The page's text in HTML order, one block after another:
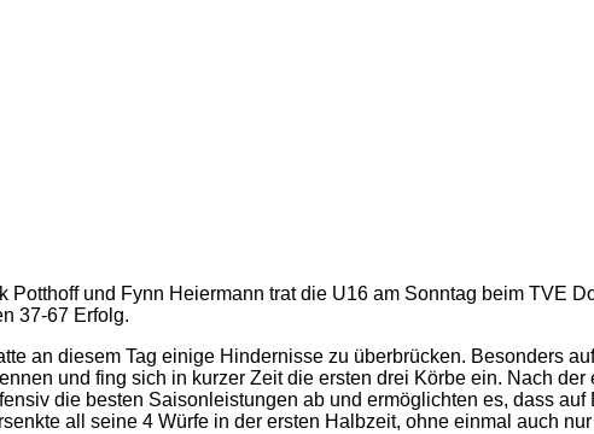
und Fynn Heiermann trat die U16 am Sonntag beim TVE
37-67 Erfolg.
an diesem Tag einige Hindernisse zu überbrücken. Besonders
und fing sich in kurzer Zeit die ersten drei Körbe ein. Nach
die besten Saisonleistungen ab und ermöglichten es, dass
all seine 4 Würfe in der ersten Halbzeit, ohne einmal auch